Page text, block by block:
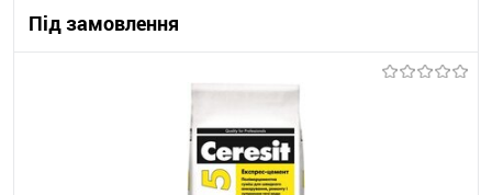
Під замовлення
В корзину
Під замовлення